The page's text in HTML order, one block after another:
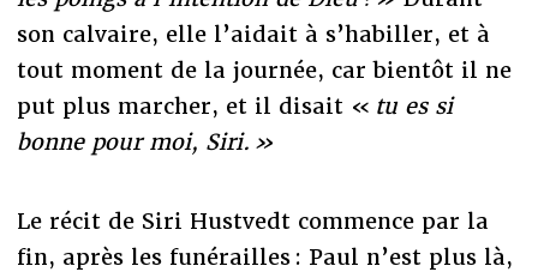
son calvaire, elle l’aidait à s’habiller, et à
tout moment de la journée, car bientôt il ne
put plus marcher, et il disait « tu es si
bonne pour moi, Siri. »
Le récit de Siri Hustvedt commence par la
fin, après les funérailles : Paul n’est plus là,